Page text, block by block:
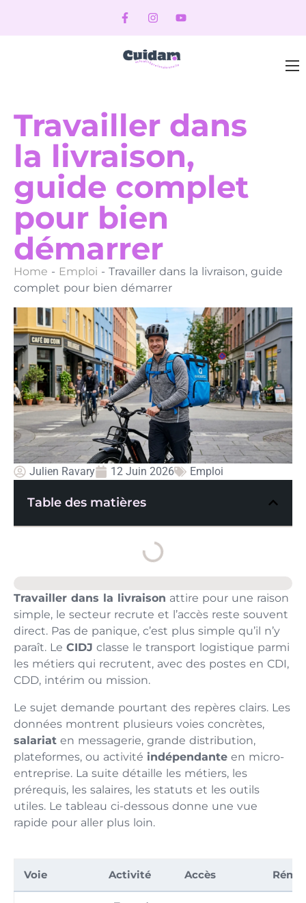
Travailler dans
la livraison,
guide complet
pour bien
démarrer
Home - Emploi - Travailler dans la livraison, guide
complet pour bien démarrer
Julien Ravary 12 Juin 2026 Emploi
Table des matières
Travailler dans la livraison attire pour une raison
simple, le secteur recrute et l’accès reste souvent
direct. Pas de panique, c’est plus simple qu’il n’y
paraît. Le CIDJ classe le transport logistique parmi
les métiers qui recrutent, avec des postes en CDI,
CDD, intérim ou mission.
Le sujet demande pourtant des repères clairs. Les
données montrent plusieurs voies concrètes,
salariat en messagerie, grande distribution,
plateformes, ou activité indépendante en micro-
entreprise. La suite détaille les métiers, les
prérequis, les salaires, les statuts et les outils
utiles. Le tableau ci-dessous donne une vue
rapide pour aller plus loin.
Voie Activité Accès